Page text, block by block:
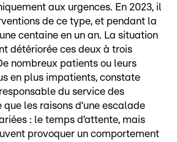
aux urgences. En 2023, il
de ce type, et pendant la
centaine en un an. La situation
détériorée ces deux à trois
nombreux patients ou leurs
en plus impatients, constate
du service des
les raisons d’une escalade
: le temps d’attente, mais
provoquer un comportement